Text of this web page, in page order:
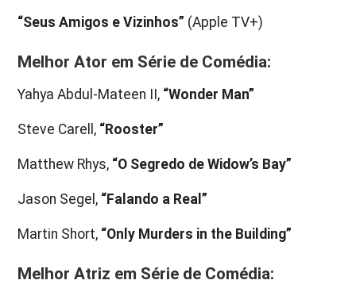
“Seus Amigos e Vizinhos” (Apple TV+)
Melhor Ator em Série de Comédia:
Yahya Abdul-Mateen II, “Wonder Man”
Steve Carell, “Rooster”
Matthew Rhys, “O Segredo de Widow’s Bay”
Jason Segel, “Falando a Real”
Martin Short, “Only Murders in the Building”
Melhor Atriz em Série de Comédia: